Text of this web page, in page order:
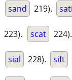
sand 219). sati
223). scat 224).
sial 228). sift